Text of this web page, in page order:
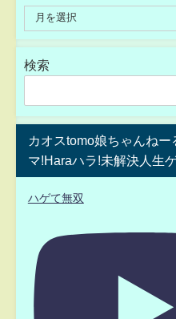
検索
カオスtomo娘ちゃんねー
マ!Haraハラ!未解決人生
ハゲて無双